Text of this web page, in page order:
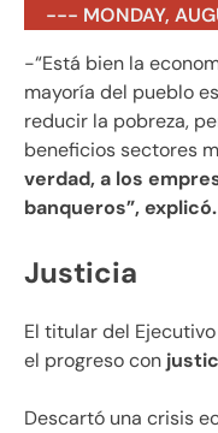
--- MONDAY,
-“Está bien la
mayoría del pueblo
reducir la pobreza,
beneficios sectores
verdad, a los
banqueros”, explicó.
Justicia
El titular del
el progreso con
Descartó una crisis